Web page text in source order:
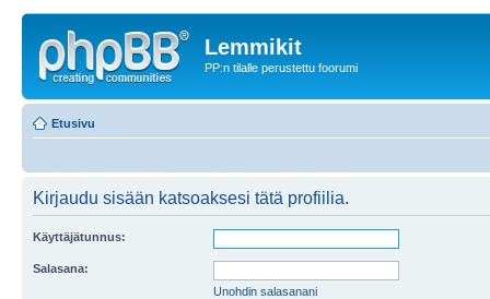
Lemmikit
PP:n tilalle perustettu foorumi
Etusivu
Kirjaudu sisään katsoaksesi tätä profiilia.
Käyttäjätunnus:
Salasana:
Unohdin salasanani